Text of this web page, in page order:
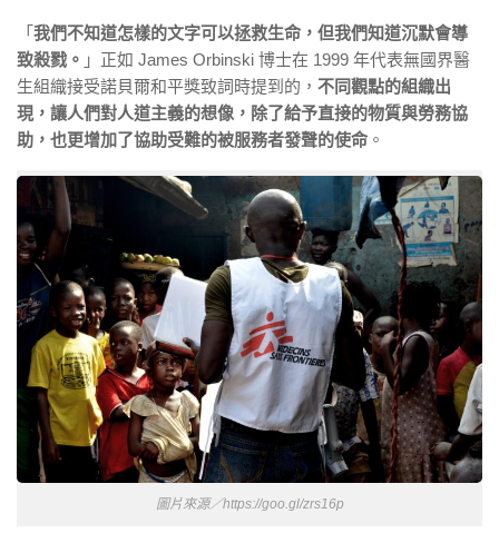
「 我們不知道怎樣的文字可以拯救生命，但我們知道沉默會導
致殺戮。 」正如 James Orbinski 博士在 1999 年代表無國界醫
生組織接受諾貝爾和平獎致詞時提到的， 不同觀點的組織出
現，讓人們對人道主義的想像，除了給予直接的物質與勞務協
助，也更增加了協助受難的被服務者發聲的使命 。
圖片來源／https://goo.gl/zrs16p